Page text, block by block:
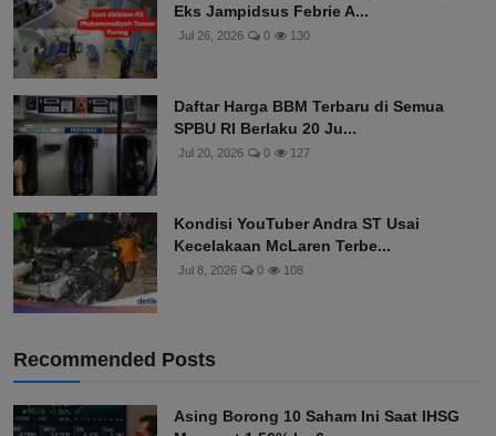
Eks Jampidsus Febrie A...
Jul 26, 2026 0 130
Daftar Harga BBM Terbaru di Semua
SPBU RI Berlaku 20 Ju...
Jul 20, 2026 0 127
Kondisi YouTuber Andra ST Usai
Kecelakaan McLaren Terbe...
Jul 8, 2026 0 108
Recommended Posts
Asing Borong 10 Saham Ini Saat IHSG